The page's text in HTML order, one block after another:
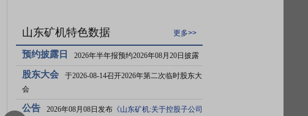
山东矿机特色数据 更多>>
预约披露日 2026年半年报预约2026年08月20日披露
股东大会
于2026-08-14召开2026年第二次临时股东大
会
公告 2026年08月08日发布 《山东矿机:关于控股子公司